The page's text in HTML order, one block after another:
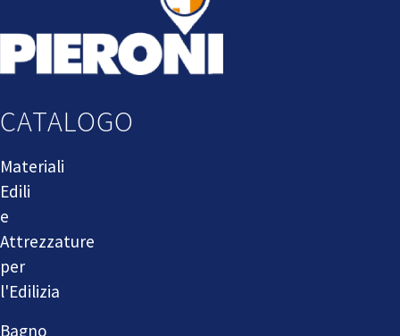
CATALOGO
Materiali
Edili
e
Attrezzature
per
l'Edilizia
Bagno